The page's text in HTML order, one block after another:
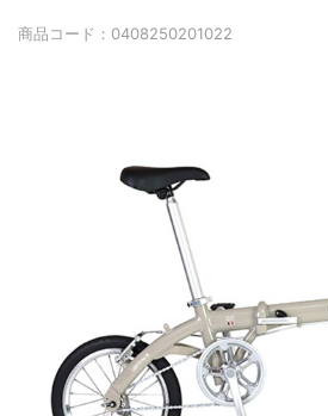
商品コード： 0408250201022